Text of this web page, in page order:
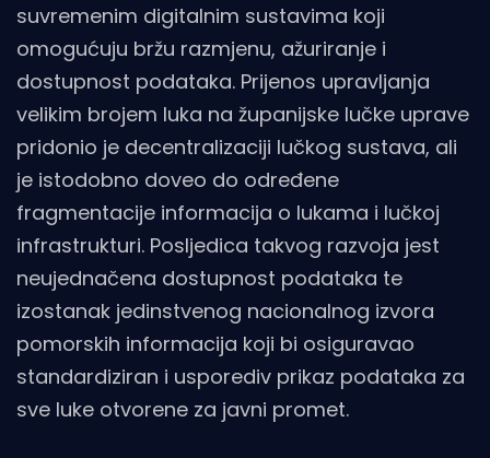
suvremenim digitalnim sustavima koji
omogućuju bržu razmjenu, ažuriranje i
dostupnost podataka. Prijenos upravljanja
velikim brojem luka na županijske lučke uprave
pridonio je decentralizaciji lučkog sustava, ali
je istodobno doveo do određene
fragmentacije informacija o lukama i lučkoj
infrastrukturi. Posljedica takvog razvoja jest
neujednačena dostupnost podataka te
izostanak jedinstvenog nacionalnog izvora
pomorskih informacija koji bi osiguravao
standardiziran i usporediv prikaz podataka za
sve luke otvorene za javni promet.